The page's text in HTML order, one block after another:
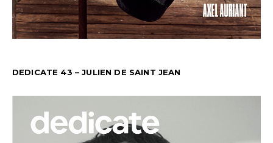
DEDICATE 43 – JULIEN DE SAINT JEAN